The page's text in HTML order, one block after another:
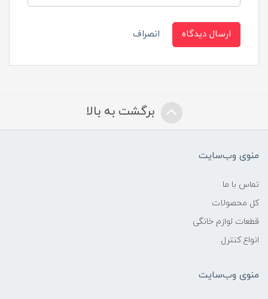
ارسال دیدگاه انصراف
برگشت به بالا
منوی وب‌سایت
تماس با ما
کل محصولات
قطعات لوازم خانگی
انواع کنترل
منوی وب‌سایت